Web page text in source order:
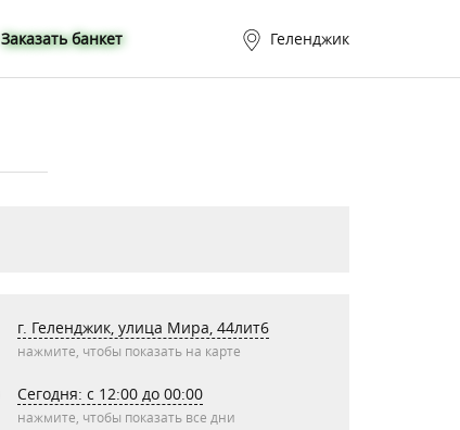
Заказать банкет Геленджик
г. Геленджик, улица Мира, 44лит6
нажмите, чтобы показать на карте
Сегодня: c 12:00 до 00:00
нажмите, чтобы показать все дни